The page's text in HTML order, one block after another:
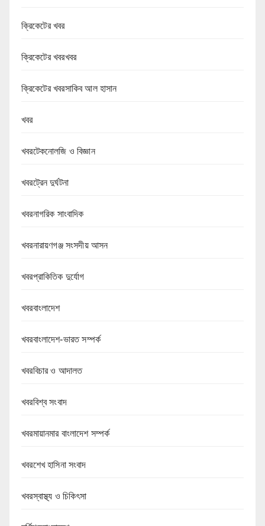
ক্রিকেটের খবর
ক্রিকেটের খবরখবর
ক্রিকেটের খবরসাকিব আল হাসান
খবর
খবরটেকনোলজি ও বিজ্ঞান
খবরট্রেন দুর্ঘটনা
খবরনাগরিক সাংবাদিক
খবরনারায়ণগঞ্জ সংসদীয় আসন
খবরপ্রাকিতিক দুর্যোগ
খবরবাংলাদেশ
খবরবাংলাদেশ-ভারত সম্পর্ক
খবরবিচার ও আদালত
খবরবিশ্ব সংবাদ
খবরমায়ানমার বাংলাদেশ সম্পর্ক
খবরশেখ হাসিনা সংবাদ
খবরস্বাস্থ্য ও চিকিৎসা